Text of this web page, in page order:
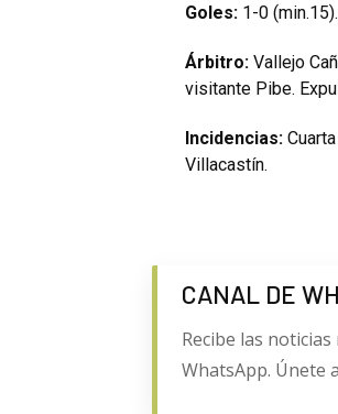
Goles: 1-0
Árbitro: Vallejo
visitante Pibe.
Incidencias:
Villacastín.
CANAL DE
Recibe las
WhatsApp. Únete